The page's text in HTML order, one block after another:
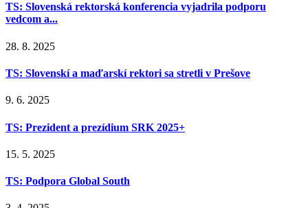
TS: Slovenská rektorská konferencia vyjadrila podporu
vedcom a...
28. 8. 2025
TS: Slovenskí a maďarskí rektori sa stretli v Prešove
9. 6. 2025
TS: Prezident a prezídium SRK 2025+
15. 5. 2025
TS: Podpora Global South